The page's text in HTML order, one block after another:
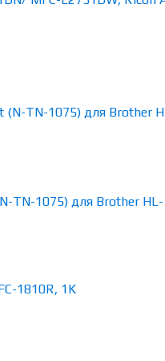
TN-1075) для Brother HL-